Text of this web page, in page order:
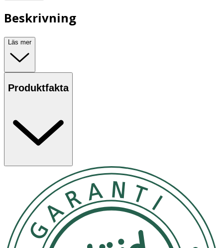
Beskrivning
Läs mer
Produktfakta